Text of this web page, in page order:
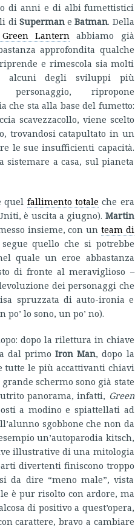
di anni e di albi fumettistici
di SupermaneBatman. Della
Lantern abbiamo già
approfondita qualche
e rimescola sia molti
alcuni degli sviluppi più
personaggio, ripropone
che sta alla base del fumetto:
scavezzacollo, viene scelto
trovandosi catapultato in un
le sue insufficienti capacità.
a casa, sul pianeta
quel fallimento totale che era
è uscita a giugno). Martin
insieme, con un team di
segue quello che si potrebbe
quale un eroe abbastanza
di fronte al meraviglioso –
dei personaggi che
spruzzata di auto-ironia e
lo sono, un po’ no).
dopo la rilettura in chiave
dal primoIron Man, dopo la
tutte le più accattivanti chiavi
schermo sono già state
panorama, infatti, Green
a modino e spiattellati ad
sgobbone che non da
un’autoparodia kitsch,
illustrative di una mitologia
divertenti finiscono troppo
da dire “meno male”, vista
è pur risolto con ardore, ma
di positivo a quest’opera,
carattere, bravo a cambiare